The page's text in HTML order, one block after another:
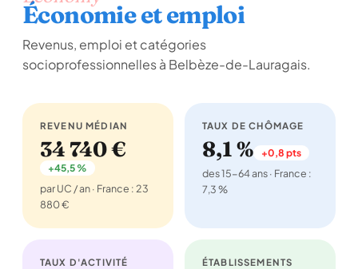
Économie et emploi
Revenus, emploi et catégories
socioprofessionnelles à Belbèze-de-Lauragais.
REVENU MÉDIAN
34 740 €
+45,5 %
par UC / an · France : 23
880 €
TAUX DE CHÔMAGE
8,1 % +0,8 pts
des 15-64 ans · France :
7,3 %
TAUX D'ACTIVITÉ
ÉTABLISSEMENTS